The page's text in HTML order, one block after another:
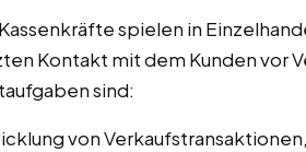
spielen in
Kontakt mit dem Kunden vor
sind:
von